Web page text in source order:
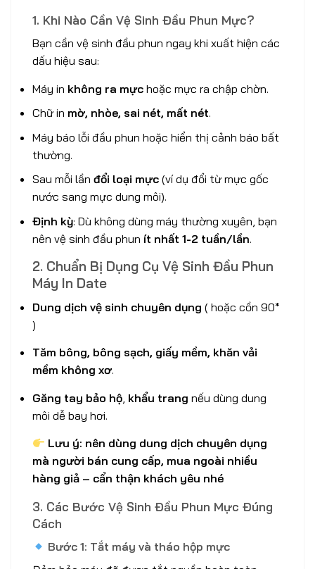
1. Khi Nào Cần Vệ Sinh Đầu Phun Mực?
Bạn cần vệ sinh đầu phun ngay khi xuất hiện các
dấu hiệu sau:
Máy in không ra mực hoặc mực ra chập chờn.
Chữ in mờ, nhòe, sai nét, mất nét.
Máy báo lỗi đầu phun hoặc hiển thị cảnh báo bất
thường.
Sau mỗi lần đổi loại mực (ví dụ đổi từ mực gốc
nước sang mực dung môi).
Định kỳ: Dù không dùng máy thường xuyên, bạn
nên vệ sinh đầu phun ít nhất 1-2 tuần/lần.
2. Chuẩn Bị Dụng Cụ Vệ Sinh Đầu Phun
Máy In Date
Dung dịch vệ sinh chuyên dụng ( hoặc cồn 90*
)
Tăm bông, bông sạch, giấy mềm, khăn vải
mềm không xơ.
Găng tay bảo hộ khẩu trang nếu dùng dung
môi dễ bay hơi.
Lưu ý: nên dùng dung dịch chuyên dụng
mà người bán cung cấp, mua ngoài nhiều
hàng giả – cẩn thận khách yêu nhé
3. Các Bước Vệ Sinh Đầu Phun Mực Đúng
Cách
Bước 1: Tắt máy và tháo hộp mực